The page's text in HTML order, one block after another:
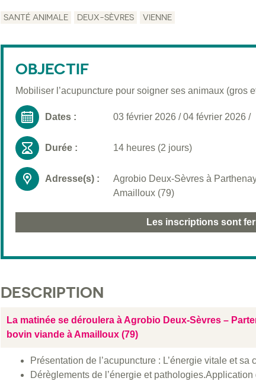
SANTÉ ANIMALE DEUX-SÈVRES VIENNE
OBJECTIF
Mobiliser l’acupuncture pour soigner ses animaux (gros
Dates : 03 février 2026 /04 février 2026 /
Durée : 14 heures (2 jours)
Adresse(s) :
Agrobio Deux-Sèvres à
Amailloux (79)
Les inscriptions sont
DESCRIPTION
La matinée se déroulera à Agrobio Deux-Sèvres –
bovin viande à Amailloux (79)
Présentation de l’acupuncture : L’énergie vitale et
Dérèglements de l’énergie et